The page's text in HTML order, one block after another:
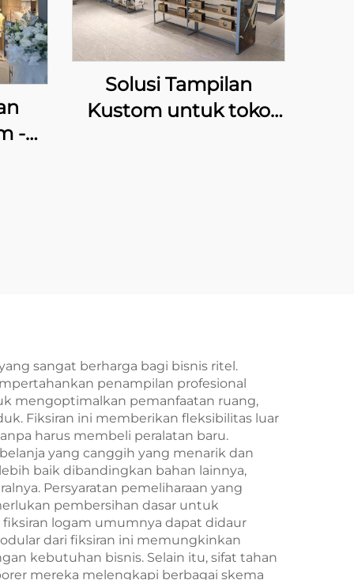
-
Solusi Tampilan
Kustom untuk toko
sangat berharga bagi bisnis ritel.
penampilan profesional
mengoptimalkan pemanfaatan ruang,
Fiksiran ini memberikan fleksibilitas luar
harus membeli peralatan baru.
yang canggih yang menarik dan
baik dibandingkan bahan lainnya,
Persyaratan pemeliharaan yang
pembersihan dasar untuk
logam umumnya dapat didaur
dari fiksiran ini memungkinkan
kebutuhan bisnis. Selain itu, sifat tahan
mereka melengkapi berbagai skema